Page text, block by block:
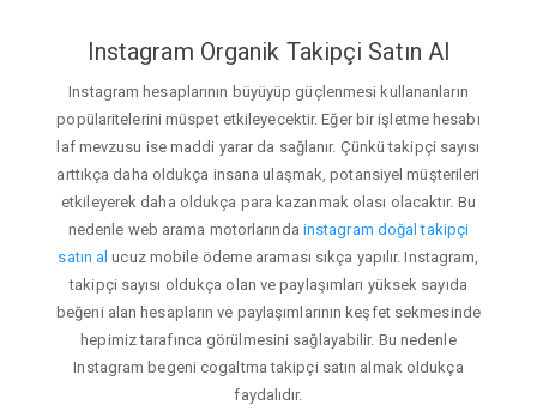
Instagram Organik Takipçi Satın Al
Instagram hesaplarının büyüyüp güçlenmesi kullananların
popülaritelerini müspet etkileyecektir. Eğer bir işletme hesabı
laf mevzusu ise maddi yarar da sağlanır. Çünkü takipçi sayısı
arttıkça daha oldukça insana ulaşmak, potansiyel müşterileri
etkileyerek daha oldukça para kazanmak olası olacaktır. Bu
nedenle web arama motorlarında instagram doğal takipçi
satın al ucuz mobile ödeme araması sıkça yapılır. Instagram,
takipçi sayısı oldukça olan ve paylaşımları yüksek sayıda
beğeni alan hesapların ve paylaşımlarının keşfet sekmesinde
hepimiz tarafınca görülmesini sağlayabilir. Bu nedenle
Instagram begeni cogaltma takipçi satın almak oldukça
faydalıdır.